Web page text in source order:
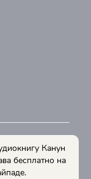
Канун
бесплатно на